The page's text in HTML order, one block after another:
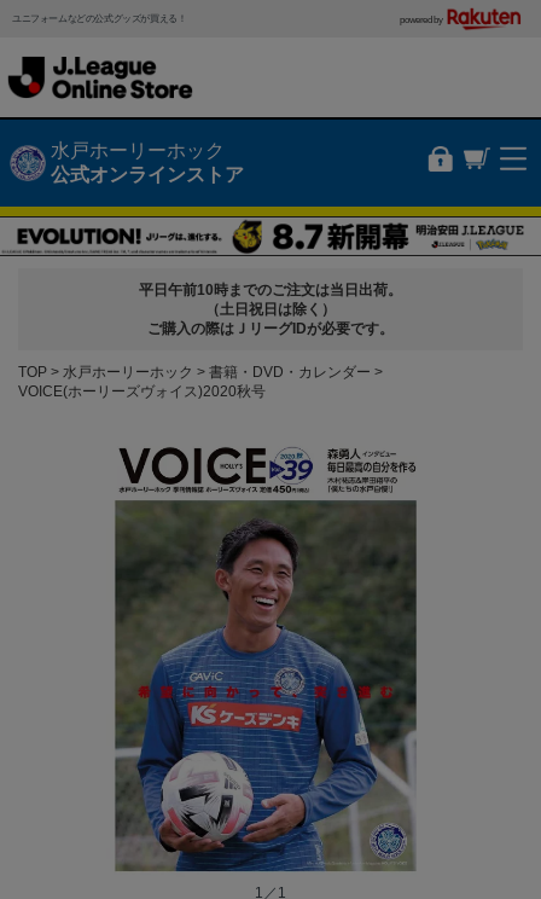
ユニフォームなどの公式グッズが買える！ powered by
水戸ホーリーホック
公式オンラインストア
平日午前10時までのご注文は当日出荷。
（土日祝日は除く）
ご購入の際はＪリーグIDが必要です。
TOP 水戸ホーリーホック
書籍・DVD・カレンダー
VOICE(ホーリーズヴォイス)2020秋号
1／1